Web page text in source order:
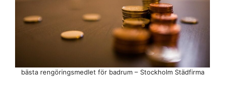
bästa rengöringsmedlet för badrum – Stockholm Städfirma